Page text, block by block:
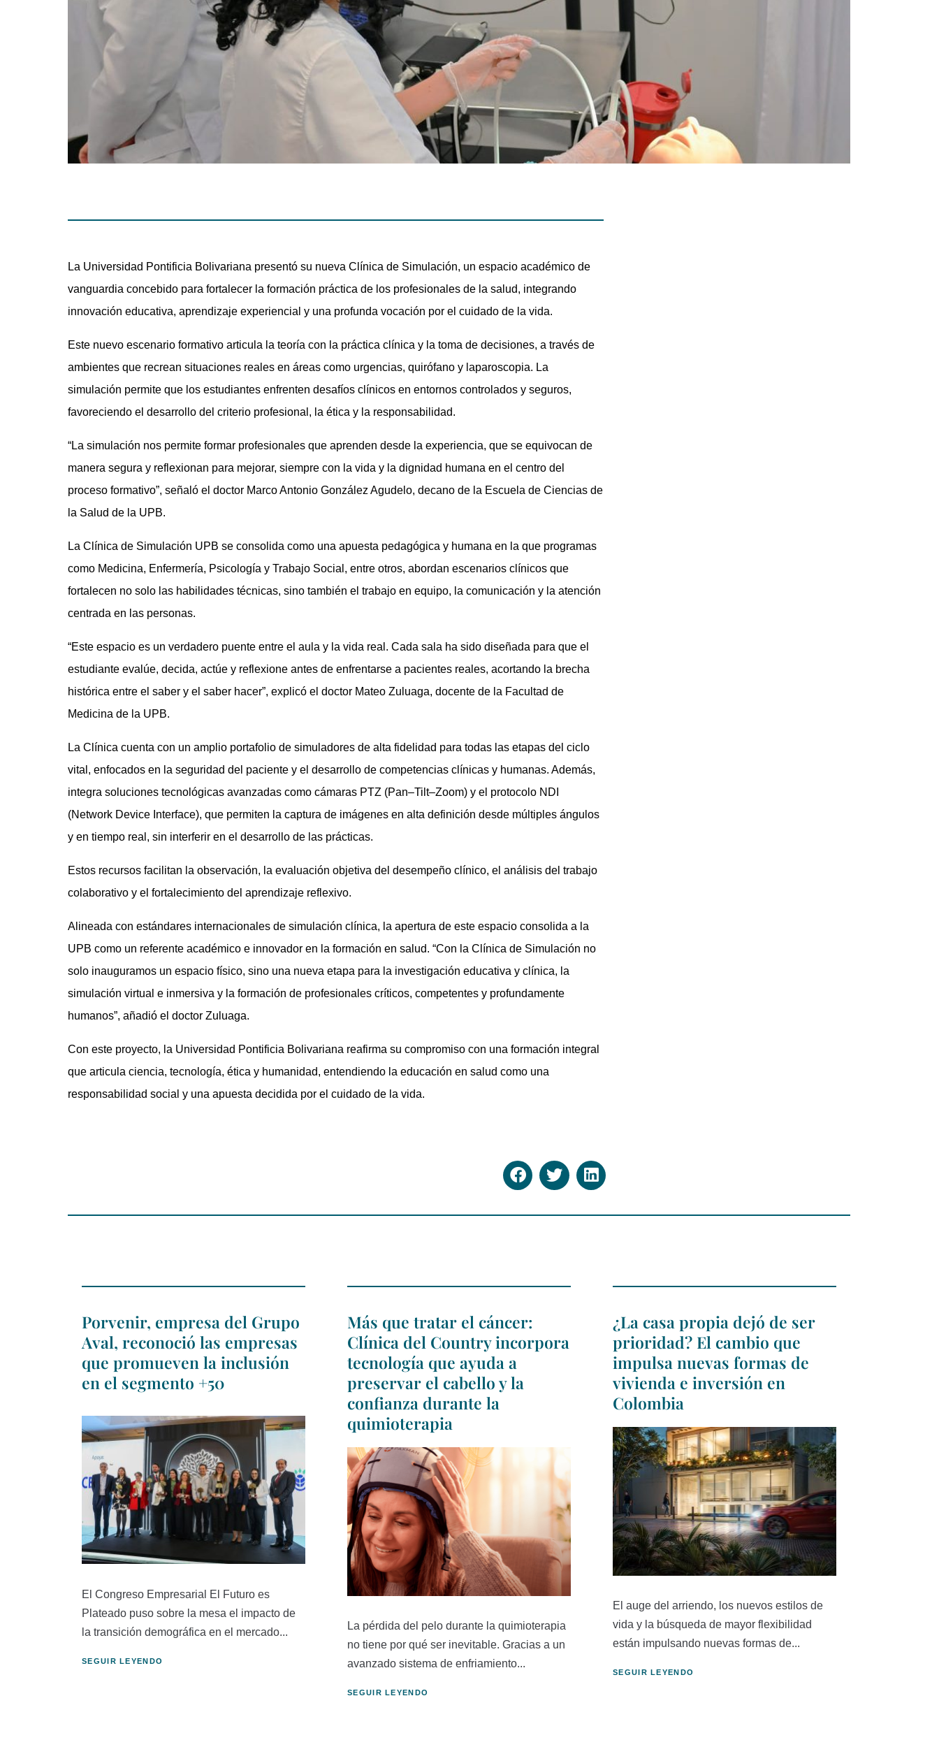
La Universidad Pontificia Bolivariana presentó su nueva Clínica de Simulación, un espacio académico de
vanguardia concebido para fortalecer la formación práctica de los profesionales de la salud, integrando
innovación educativa, aprendizaje experiencial y una profunda vocación por el cuidado de la vida.
Este nuevo escenario formativo articula la teoría con la práctica clínica y la toma de decisiones, a través de
ambientes que recrean situaciones reales en áreas como urgencias, quirófano y laparoscopia. La
simulación permite que los estudiantes enfrenten desafíos clínicos en entornos controlados y seguros,
favoreciendo el desarrollo del criterio profesional, la ética y la responsabilidad.
“La simulación nos permite formar profesionales que aprenden desde la experiencia, que se equivocan de
manera segura y reflexionan para mejorar, siempre con la vida y la dignidad humana en el centro del
proceso formativo”, señaló el doctor Marco Antonio González Agudelo, decano de la Escuela de Ciencias de
la Salud de la UPB.
La Clínica de Simulación UPB se consolida como una apuesta pedagógica y humana en la que programas
como Medicina, Enfermería, Psicología y Trabajo Social, entre otros, abordan escenarios clínicos que
fortalecen no solo las habilidades técnicas, sino también el trabajo en equipo, la comunicación y la atención
centrada en las personas.
“Este espacio es un verdadero puente entre el aula y la vida real. Cada sala ha sido diseñada para que el
estudiante evalúe, decida, actúe y reflexione antes de enfrentarse a pacientes reales, acortando la brecha
histórica entre el saber y el saber hacer”, explicó el doctor Mateo Zuluaga, docente de la Facultad de
Medicina de la UPB.
La Clínica cuenta con un amplio portafolio de simuladores de alta fidelidad para todas las etapas del ciclo
vital, enfocados en la seguridad del paciente y el desarrollo de competencias clínicas y humanas. Además,
integra soluciones tecnológicas avanzadas como cámaras PTZ (Pan–Tilt–Zoom) y el protocolo NDI
(Network Device Interface), que permiten la captura de imágenes en alta definición desde múltiples ángulos
y en tiempo real, sin interferir en el desarrollo de las prácticas.
Estos recursos facilitan la observación, la evaluación objetiva del desempeño clínico, el análisis del trabajo
colaborativo y el fortalecimiento del aprendizaje reflexivo.
Alineada con estándares internacionales de simulación clínica, la apertura de este espacio consolida a la
UPB como un referente académico e innovador en la formación en salud. “Con la Clínica de Simulación no
solo inauguramos un espacio físico, sino una nueva etapa para la investigación educativa y clínica, la
simulación virtual e inmersiva y la formación de profesionales críticos, competentes y profundamente
humanos”, añadió el doctor Zuluaga.
Con este proyecto, la Universidad Pontificia Bolivariana reafirma su compromiso con una formación integral
que articula ciencia, tecnología, ética y humanidad, entendiendo la educación en salud como una
responsabilidad social y una apuesta decidida por el cuidado de la vida.
Porvenir, empresa del Grupo
Aval, reconoció las empresas
que promueven la inclusión
en el segmento +50
El Congreso Empresarial El Futuro es
Plateado puso sobre la mesa el impacto de
la transición demográfica en el mercado...
SEGUIR LEYENDO
Más que tratar el cáncer:
Clínica del Country incorpora
tecnología que ayuda a
preservar el cabello y la
confianza durante la
quimioterapia
La pérdida del pelo durante la quimioterapia
no tiene por qué ser inevitable. Gracias a un
avanzado sistema de enfriamiento...
SEGUIR LEYENDO
¿La casa propia dejó de ser
prioridad? El cambio que
impulsa nuevas formas de
vivienda e inversión en
Colombia
El auge del arriendo, los nuevos estilos de
vida y la búsqueda de mayor flexibilidad
están impulsando nuevas formas de...
SEGUIR LEYENDO